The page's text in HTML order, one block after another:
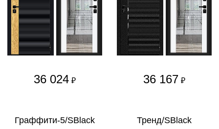
36 024 ₽ 36 167 ₽
Граффити-5/SBlack Тренд/SBlack